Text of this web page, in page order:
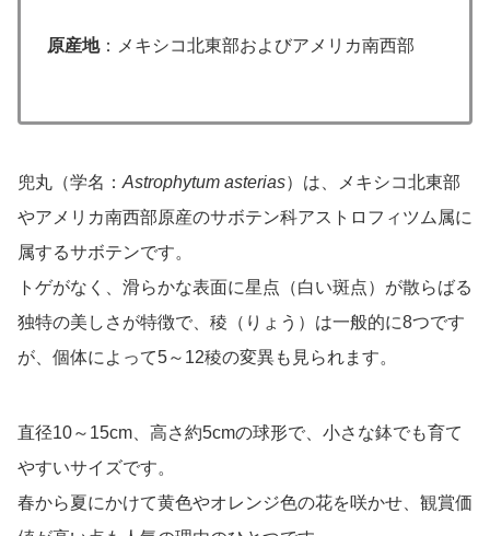
原産地：メキシコ北東部およびアメリカ南西部
兜丸（学名： Astrophytum asterias）は、メキシコ北東部
やアメリカ南西部原産のサボテン科アストロフィツム属に
属するサボテンです。
トゲがなく、滑らかな表面に星点（白い斑点）が散らばる
独特の美しさが特徴で、稜（りょう）は一般的に8つです
が、個体によって5～12稜の変異も見られます。
直径10～15cm、高さ約5cmの球形で、小さな鉢でも育て
やすいサイズです。
春から夏にかけて黄色やオレンジ色の花を咲かせ、観賞価